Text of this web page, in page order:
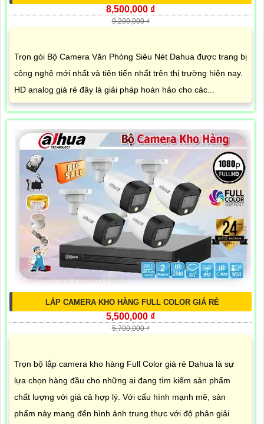
8,500,000 ₫
9,200,000 ₫
Trọn gói Bộ Camera Văn Phòng Siêu Nét Dahua được trang bị
công nghệ mới nhất và tiên tiến nhất trên thị trường hiện nay.
HD analog giá rẻ đây là giải pháp hoàn hảo cho các...
LẮP CAMERA KHO HÀNG FULL COLOR GIÁ RẺ
5,500,000 ₫
5,700,000 ₫
Trọn bộ lắp camera kho hàng Full Color giá rẻ Dahua là sự
lựa chọn hàng đầu cho những ai đang tìm kiếm sản phẩm
chất lượng với giá cả hợp lý. Với cấu hình mạnh mẽ, sản
phẩm này mang đến hình ảnh trung thực với độ phân giải